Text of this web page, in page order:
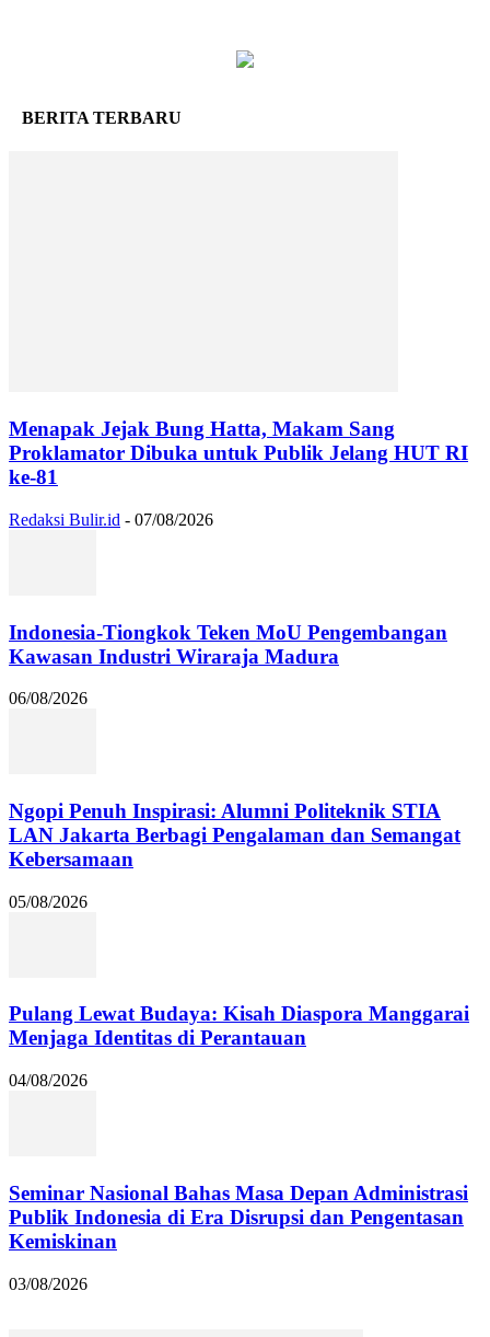
BERITA TERBARU
Menapak Jejak Bung Hatta, Makam Sang
Proklamator Dibuka untuk Publik Jelang HUT RI
ke-81
Redaksi Bulir.id - 07/08/2026
Indonesia-Tiongkok Teken MoU Pengembangan
Kawasan Industri Wiraraja Madura
06/08/2026
Ngopi Penuh Inspirasi: Alumni Politeknik STIA
LAN Jakarta Berbagi Pengalaman dan Semangat
Kebersamaan
05/08/2026
Pulang Lewat Budaya: Kisah Diaspora Manggarai
Menjaga Identitas di Perantauan
04/08/2026
Seminar Nasional Bahas Masa Depan Administrasi
Publik Indonesia di Era Disrupsi dan Pengentasan
Kemiskinan
03/08/2026